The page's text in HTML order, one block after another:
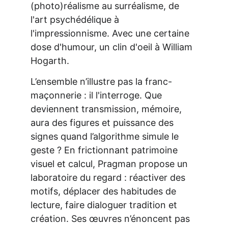
(photo)réalisme au surréalisme, de
l'art psychédélique à
l'impressionnisme. Avec une certaine
dose d'humour, un clin d'oeil à William
Hogarth.
L’ensemble n’illustre pas la franc-
maçonnerie : il l'interroge. Que
deviennent transmission, mémoire,
aura des figures et puissance des
signes quand l’algorithme simule le
geste ? En frictionnant patrimoine
visuel et calcul, Pragman propose un
laboratoire du regard : réactiver des
motifs, déplacer des habitudes de
lecture, faire dialoguer tradition et
création. Ses œuvres n’énoncent pas